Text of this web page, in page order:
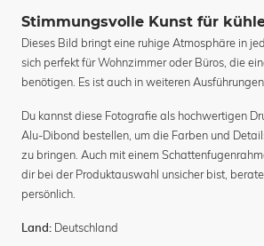
Stimmungsvolle Kunst für
Dieses Bild bringt eine ruhige Atmosphäre in
sich perfekt für Wohnzimmer oder Büros, die
benötigen. Es ist auch in weiteren
Du kannst diese Fotografie als hochwertigen
Alu-Dibond bestellen, um die Farben und
zu bringen. Auch mit einem
dir bei der Produktauswahl unsicher bist,
persönlich.
Land: Deutschland